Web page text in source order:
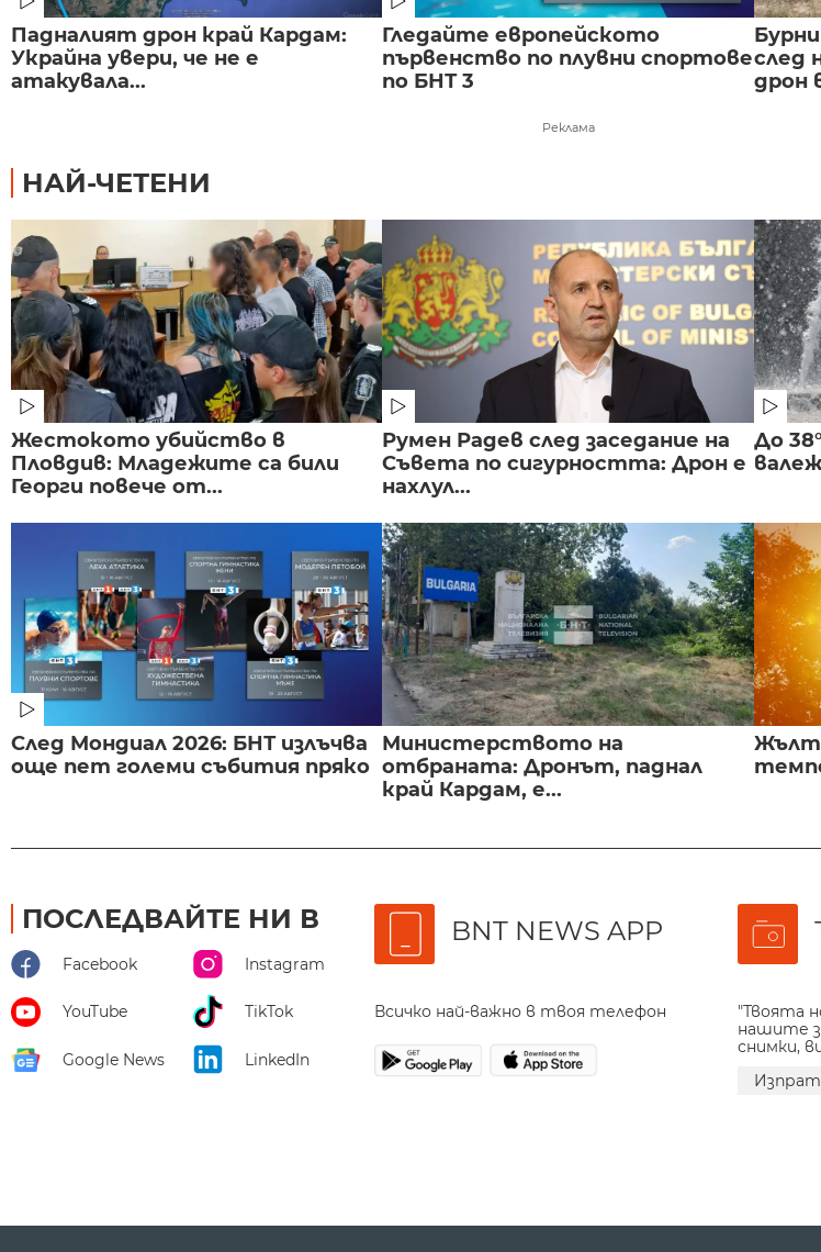
Падналият дрон край Кардам:
Украйна увери, че не е
атакувала...
Гледайте европейското
първенство по плувни спортове
по БНТ 3
след
дрон
Реклама
НАЙ-ЧЕТЕНИ
Жестокото убийство в
Пловдив: Младежите са били
Георги повече от...
Румен Радев след заседание на
Съвета по сигурността: Дрон е
нахлул...
До
След Мондиал 2026: БНТ излъчва
още пет големи събития пряко
Министерството на
отбраната: Дронът, паднал
край Кардам, е...
Жълт
ПОСЛЕДВАЙТЕ НИ В
Facebook Instagram
YouTube TikTok
Google News LinkedIn
BNT NEWS APP
Всичко най-важно в твоя телефон
"Твоята
нашите
снимки,